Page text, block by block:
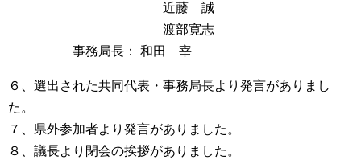
近藤 誠
渡部寛志
事務局長： 和田 宰
６、選出された共同代表・事務局長より発言がありまし
た。
７、県外参加者より発言がありました。
８、議長より閉会の挨拶がありました。